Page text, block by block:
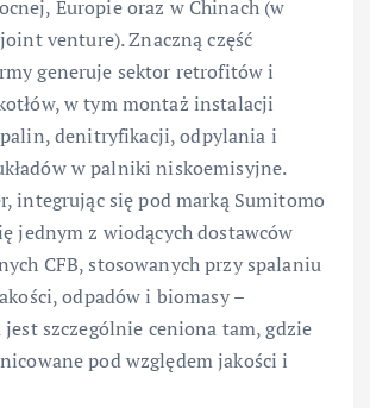
Europie oraz w Chinach (w
venture). Znaczną część
generuje sektor retrofitów i
w tym montaż instalacji
denitryfikacji, odpylania i
w palniki niskoemisyjne.
integrując się pod marką Sumitomo
jednym z wiodących dostawców
CFB, stosowanych przy spalaniu
odpadów i biomasy –
szczególnie ceniona tam, gdzie
pod względem jakości i